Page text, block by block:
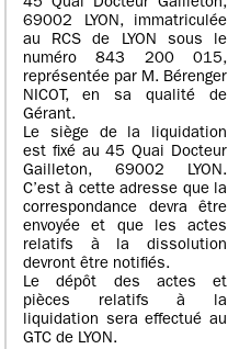
45 Quai Docteur Gailleton,
69002 LYON, immatriculée
au RCS de LYON sous le
numéro 843 200 015,
représentée par M. Bérenger
NICOT, en sa qualité de
Gérant.
Le siège de la liquidation
est fixé au45 Quai Docteur
Gailleton, 69002 LYON.
C’est à cette adresse que la
correspondance devra être
envoyée et que les actes
relatifs à la dissolution
devront être notifiés.
Le dépôt des actes et
pièces relatifs à la
liquidation sera effectué au
GTC de LYON.